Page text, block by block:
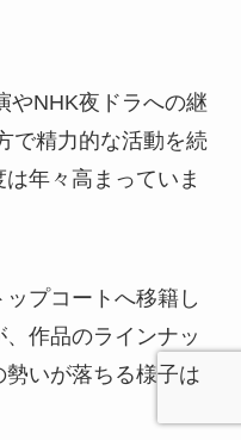
やNHK夜ドラへの継
で精力的な活動を続
年々高まっていま
プコートへ移籍し
作品のラインナッ
いが落ちる様子は